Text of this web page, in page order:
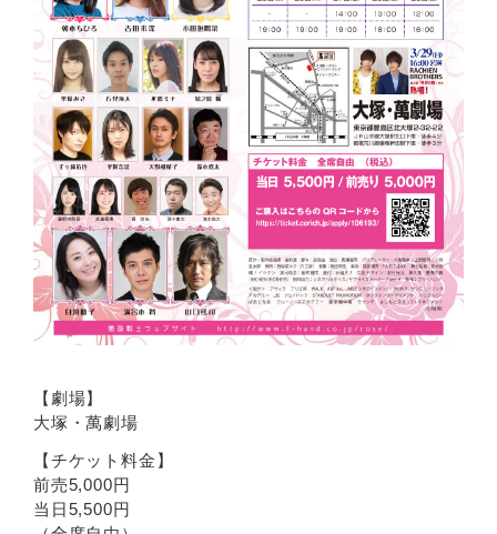
【劇場】
大塚・萬劇場
【チケット料金】
前売5,000円
当日5,500円